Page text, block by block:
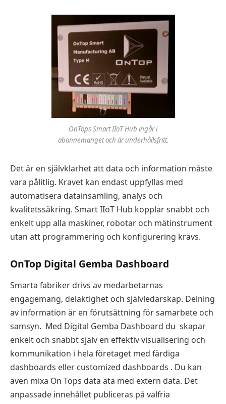
OnTops Smart IIoT Hub ingår i
abonnemanget och är underhållsfritt.
Det är en självklarhet att data och information måste
vara pålitlig. Kravet kan endast uppfyllas med
automatisera datainsamling, analys och
kvalitetssäkring. Smart IIoT Hub kopplar snabbt och
enkelt upp alla maskiner, robotar och mätinstrument
utan att programmering och konfigurering krävs.
OnTop Digital Gemba Dashboard
Smarta fabriker drivs av medarbetarnas
engagemang, delaktighet och självledarskap. Delning
av information är en förutsättning för samarbete och
samsyn. Med Digital Gemba Dashboard du skapar
enkelt och snabbt själv en effektiv visualisering och
kommunikation i hela företaget med färdiga
dashboards eller customized dashboards . Du kan
även mixa On Tops data ata med extern data. Det
anpassade innehållet publiceras på valfria